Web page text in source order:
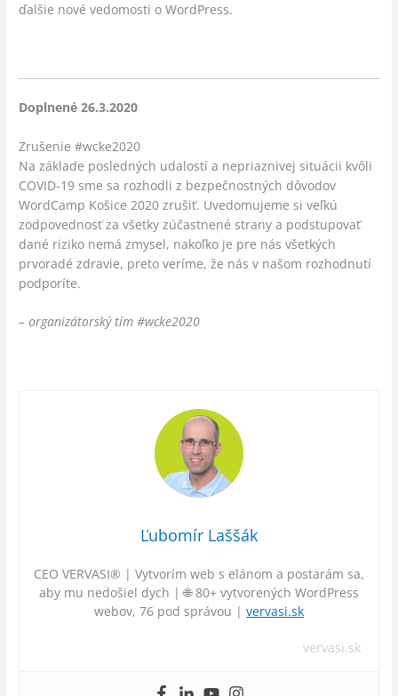
ďalšie nové vedomosti o WordPress.
Doplnené 26.3.2020
Zrušenie #wcke2020
Na základe posledných udalostí a nepriaznivej situácii kvôli
COVID-19 sme sa rozhodli z bezpečnostných dôvodov
WordCamp Košice 2020 zrušiť. Uvedomujeme si veľkú
zodpovednosť za všetky zúčastnené strany a podstupovať
dané riziko nemá zmysel, nakoľko je pre nás všetkých
prvoradé zdravie, preto veríme, že nás v našom rozhodnutí
podporíte.
– organizátorský tím #wcke2020
Ľubomír Laššák
CEO VERVASI® | Vytvorím web s elánom a postarám sa,
aby mu nedošiel dych | 🌐 80+ vytvorených WordPress
webov, 76 pod správou | vervasi.sk
vervasi.sk